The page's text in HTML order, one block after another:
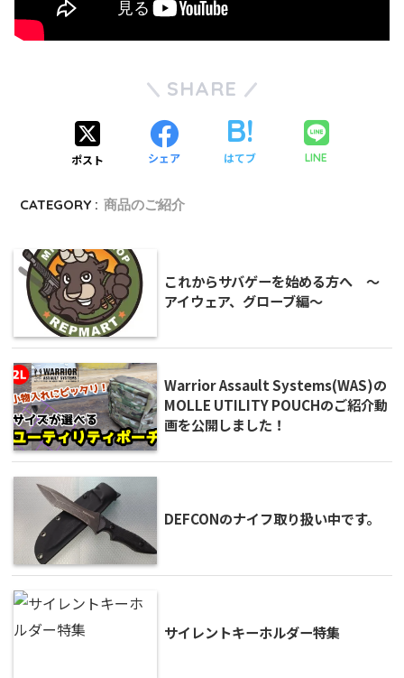
SHARE
ポスト シェア はてブ LINE
CATEGORY : 商品のご紹介
これからサバゲーを始める方へ ～
アイウェア、グローブ編～
Warrior Assault Systems(WAS)の
MOLLE UTILITY POUCHのご紹介動
画を公開しました！
DEFCONのナイフ取り扱い中です。
サイレントキーホルダー特集